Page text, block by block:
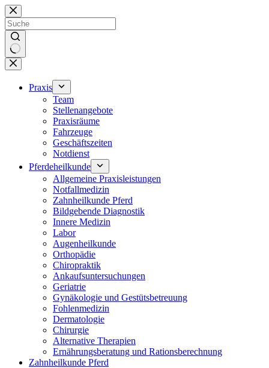
Zum
Inhalt
springen
Keine
Ergebnisse
Praxis
Team
Stellenangebote
Praxisräume
Fahrzeuge
Geschäftszeiten
Notdienst
Pferdeheilkunde
Allgemeine Praxisleistungen
Notfallmedizin
Zahnheilkunde Pferd
Bildgebende Diagnostik
Innere Medizin
Labor
Augenheilkunde
Orthopädie
Chiropraktik
Ankaufsuntersuchungen
Geriatrie
Gynäkologie und Gestütsbetreuung
Fohlenmedizin
Dermatologie
Chirurgie
Alternative Therapien
Ernährungsberatung und Rationsberechnung
Zahnheilkunde Pferd